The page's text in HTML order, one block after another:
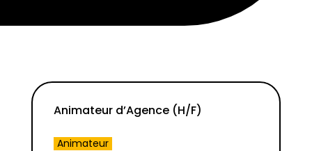
Animateur d’Agence (H/F)
Animateur